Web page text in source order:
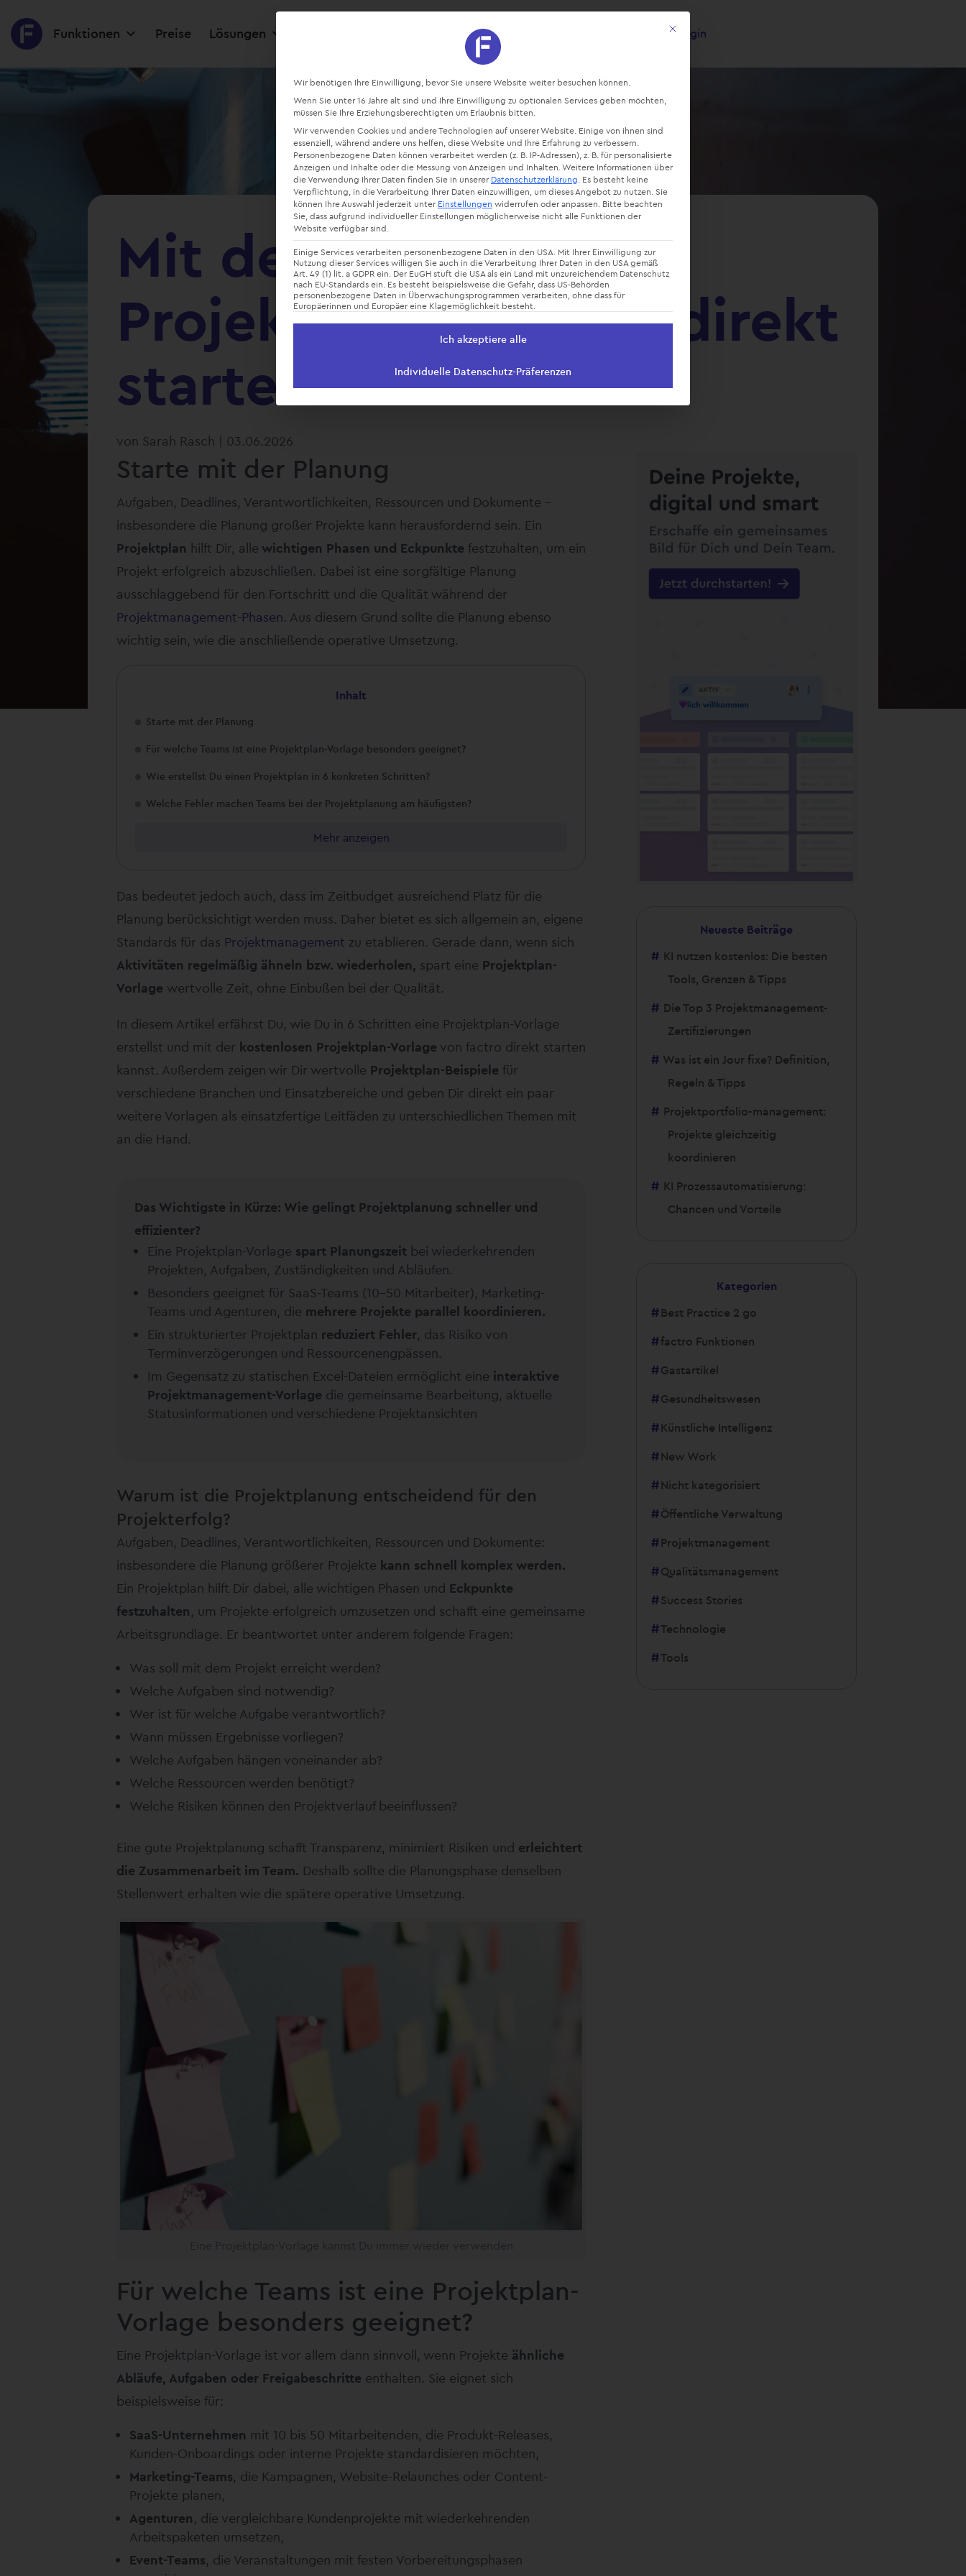
Funktionen Preise Lösungen Login
Mit der kostenlosen
Projektplan-Vorlage direkt
starten
von Sarah Rasch 03.06.2026
Starte mit der Planung
Aufgaben, Deadlines, Verantwortlichkeiten, Ressourcen und Dokumente –
insbesondere die Planung großer Projekte kann herausfordernd sein. Ein
Projektplan hilft Dir, alle wichtigen Phasen und Eckpunkte festzuhalten, um ein
Projekt erfolgreich abzuschließen. Dabei ist eine sorgfältige Planung
ausschlaggebend für den Fortschritt und die Qualität während der
Projektmanagement-Phasen. Aus diesem Grund sollte die Planung ebenso
wichtig sein, wie die anschließende operative Umsetzung.
Inhalt
Starte mit der Planung
Für welche Teams ist eine Projektplan-Vorlage besonders geeignet?
Wie erstellst Du einen Projektplan in 6 konkreten Schritten?
Welche Fehler machen Teams bei der Projektplanung am häufigsten?
Mehr anzeigen
Das bedeutet jedoch auch, dass im Zeitbudget ausreichend Platz für die
Planung berücksichtigt werden muss. Daher bietet es sich allgemein an, eigene
Standards für das Projektmanagement zu etablieren. Gerade dann, wenn sich
Aktivitäten regelmäßig ähneln bzw. wiederholen, spart eine Projektplan-
Vorlage wertvolle Zeit, ohne Einbußen bei der Qualität.
In diesem Artikel erfährst Du, wie Du in 6 Schritten eine Projektplan-Vorlage
erstellst und mit der kostenlosen Projektplan-Vorlage von factro direkt starten
kannst. Außerdem zeigen wir Dir wertvolle Projektplan-Beispiele für
verschiedene Branchen und Einsatzbereiche und geben Dir direkt ein paar
weitere Vorlagen als einsatzfertige Leitfäden zu unterschiedlichen Themen mit
an die Hand.
Das Wichtigste in Kürze: Wie gelingt Projektplanung schneller und
effizienter?
Eine Projektplan-Vorlage spart Planungszeit bei wiederkehrenden
Projekten, Aufgaben, Zuständigkeiten und Abläufen.
Besonders geeignet für SaaS-Teams (10–50 Mitarbeiter), Marketing-
Teams und Agenturen, die mehrere Projekte parallel koordinieren.
Ein strukturierter Projektplan reduziert Fehler, das Risiko von
Terminverzögerungen und Ressourcenengpässen.
Im Gegensatz zu statischen Excel-Dateien ermöglicht eine interaktive
Projektmanagement-Vorlage die gemeinsame Bearbeitung, aktuelle
Statusinformationen und verschiedene Projektansichten
Warum ist die Projektplanung entscheidend für den
Projekterfolg?
Aufgaben, Deadlines, Verantwortlichkeiten, Ressourcen und Dokumente:
insbesondere die Planung größerer Projekte kann schnell komplex werden.
Ein Projektplan hilft Dir dabei, alle wichtigen Phasen und Eckpunkte
festzuhalten, um Projekte erfolgreich umzusetzen und schafft eine gemeinsame
Arbeitsgrundlage. Er beantwortet unter anderem folgende Fragen:
Was soll mit dem Projekt erreicht werden?
Welche Aufgaben sind notwendig?
Wer ist für welche Aufgabe verantwortlich?
Wann müssen Ergebnisse vorliegen?
Welche Aufgaben hängen voneinander ab?
Welche Ressourcen werden benötigt?
Welche Risiken können den Projektverlauf beeinflussen?
Eine gute Projektplanung schafft Transparenz, minimiert Risiken und erleichtert
die Zusammenarbeit im Team. Deshalb sollte die Planungsphase denselben
Stellenwert erhalten wie die spätere operative Umsetzung.
Für welche Teams ist eine Projektplan-
Vorlage besonders geeignet?
Eine Projektplan-Vorlage ist vor allem dann sinnvoll, wenn Projekte ähnliche
Abläufe, Aufgaben oder Freigabeschritte enthalten. Sie eignet sich
beispielsweise für:
SaaS-Unternehmen mit 10 bis 50 Mitarbeitenden, die Produkt-Releases,
Kunden-Onboardings oder interne Projekte standardisieren möchten,
Marketing-Teams, die Kampagnen, Website-Relaunches oder Content-
Projekte planen,
Agenturen, die vergleichbare Kundenprojekte mit wiederkehrenden
Arbeitspaketen umsetzen,
Event-Teams, die Veranstaltungen mit festen Vorbereitungsphasen
Neueste Beiträge
KI nutzen kostenlos: Die besten
Tools, Grenzen & Tipps
Die Top 3 Projektmanagement-
Zertifizierungen
Was ist ein Jour fixe? Definition,
Regeln & Tipps
Projektportfolio-management:
Projekte gleichzeitig
koordinieren
KI Prozessautomatisierung:
Chancen und Vorteile
Kategorien
Best Practice 2 go
factro Funktionen
Gastartikel
Gesundheitswesen
Künstliche Intelligenz
New Work
Nicht kategorisiert
Öffentliche Verwaltung
Projektmanagement
Qualitätsmanagement
Success Stories
Technologie
Tools
Mit diesem Button wird der Dialog geschlossen. Seine Funktionalität ist
Datenschutz-Präferenz
Wir benötigen Ihre Einwilligung, bevor Sie unsere Website weiter besuchen können.
Wenn Sie unter 16 Jahre alt sind und Ihre Einwilligung zu optionalen Services geben möchten,
müssen Sie Ihre Erziehungsberechtigten um Erlaubnis bitten.
Wir verwenden Cookies und andere Technologien auf unserer Website. Einige von ihnen sind
essenziell, während andere uns helfen, diese Website und Ihre Erfahrung zu verbessern.
Personenbezogene Daten können verarbeitet werden (z. B. IP-Adressen), z. B. für personalisierte
Anzeigen und Inhalte oder die Messung von Anzeigen und Inhalten.Weitere Informationen über
die Verwendung Ihrer Daten finden Sie in unserer Datenschutzerklärung. Es besteht keine
Verpflichtung, in die Verarbeitung Ihrer Daten einzuwilligen, um dieses Angebot zu nutzen. Sie
können Ihre Auswahl jederzeit unter Einstellungen widerrufen oder anpassen. Bitte beachten
Sie, dass aufgrund individueller Einstellungen möglicherweise nicht alle Funktionen der
Website verfügbar sind.
Einige Services verarbeiten personenbezogene Daten in den USA. Mit Ihrer Einwilligung zur
Nutzung dieser Services willigen Sie auch in die Verarbeitung Ihrer Daten in den USA gemäß
Art. 49 (1) lit. a GDPR ein. Der EuGH stuft die USA als ein Land mit unzureichendem Datenschutz
nach EU-Standards ein. Es besteht beispielsweise die Gefahr, dass US-Behörden
personenbezogene Daten in Überwachungsprogrammen verarbeiten, ohne dass für
Europäerinnen und Europäer eine Klagemöglichkeit besteht.
Ich akzeptiere alle
Individuelle Datenschutz-Präferenzen